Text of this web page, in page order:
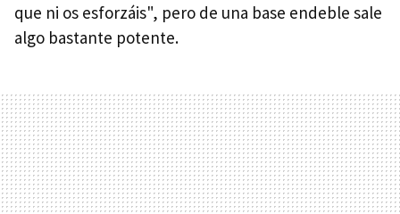
que ni os esforzáis", pero de una base endeble sale
algo bastante potente.